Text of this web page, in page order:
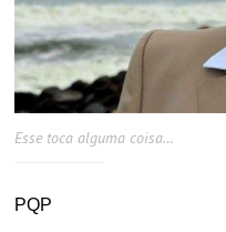
Esse toca alguma coisa…
PQP